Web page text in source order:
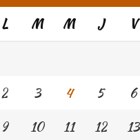
L M M J V
2
3 4 5 6
9
10 11 12 13